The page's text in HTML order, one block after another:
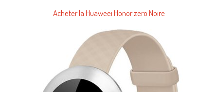
Acheter la Huaweei Honor zero Noire